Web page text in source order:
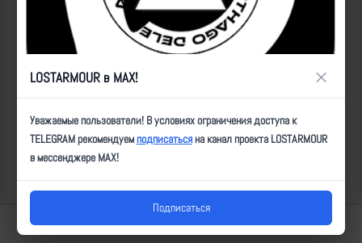
Lostarmour | Carthago Delenda Est | 2014-2026
LOSTARMOUR в MAX! ×
Уважаемые пользователи! В условиях ограничения доступа к
TELEGRAM рекомендуемподписатьсяна канал проекта LOSTARMOUR
в мессенджере MAX!
Подписаться